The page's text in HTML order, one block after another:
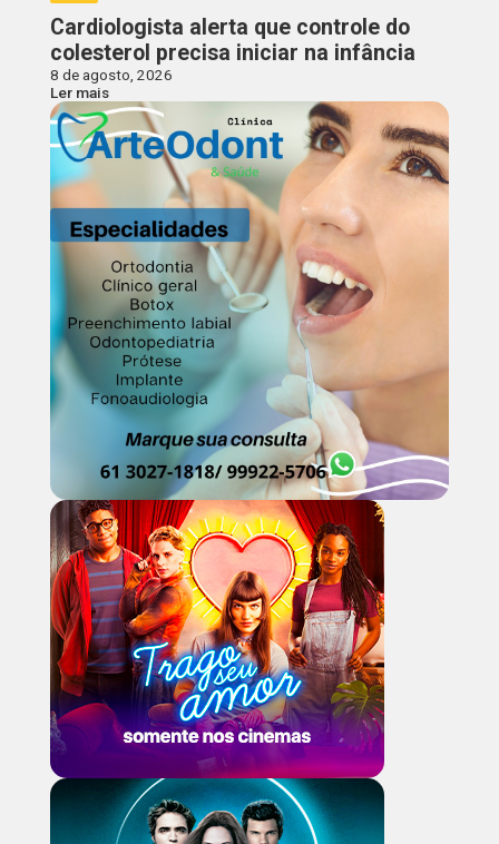
Cardiologista alerta que controle do
colesterol precisa iniciar na infância
8 de agosto, 2026
Ler mais